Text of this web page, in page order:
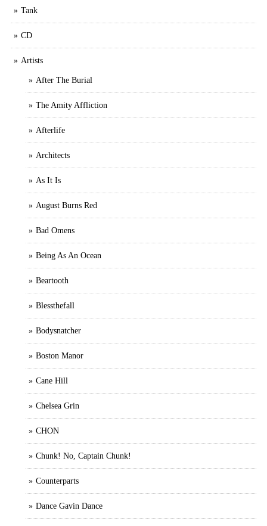
Tank
CD
Artists
After The Burial
The Amity Affliction
Afterlife
Architects
As It Is
August Burns Red
Bad Omens
Being As An Ocean
Beartooth
Blessthefall
Bodysnatcher
Boston Manor
Cane Hill
Chelsea Grin
CHON
Chunk! No, Captain Chunk!
Counterparts
Dance Gavin Dance